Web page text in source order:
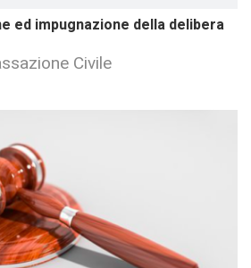
ed impugnazione della delibera
Civile